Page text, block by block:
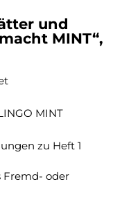
und
MINT“,
MINT
zu Heft 1
Fremd- oder